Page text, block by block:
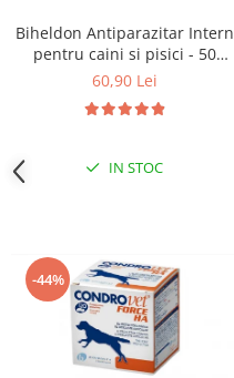
Biheldon Antiparazitar Intern
pentru caini si pisici - 50
comprimate
60,90 Lei
IN STOC
-44%